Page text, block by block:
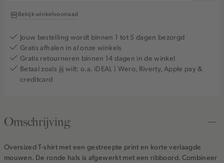
Bekijk winkelvoorraad
Jouw bestelling wordt binnen 1 tot 5 dagen bezorgd
Gratis afhalen in al onze winkels
Gratis retourneren binnen 14 dagen in de winkel
Betaal zoals jij wilt: o.a. iDEAL | Wero, Riverty, Apple pay &
creditcard
Omschrijving
Oversized T-shirt met een gestreepte print en korte verlaagde
mouwen. De ronde hals is afgewerkt met een ribboord. Combineer